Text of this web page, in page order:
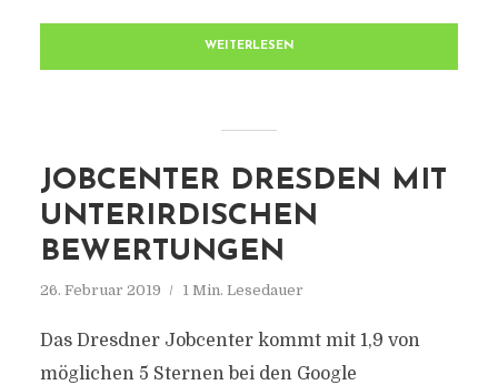
WEITERLESEN
JOBCENTER DRESDEN MIT
UNTERIRDISCHEN
BEWERTUNGEN
26. Februar 2019 1 Min. Lesedauer
Das Dresdner Jobcenter kommt mit 1,9 von
möglichen 5 Sternen bei den Google